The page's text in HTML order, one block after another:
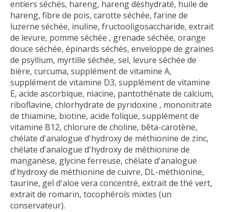
entiers séchés, hareng, hareng déshydraté, huile de
hareng, fibre de pois, carotte séchée, farine de
luzerne séchée, inuline, fructooligosaccharide, extrait
de levure, pomme séchée , grenade séchée, orange
douce séchée, épinards séchés, enveloppe de graines
de psyllium, myrtille séchée, sel, levure séchée de
bière, curcuma, supplément de vitamine A,
supplément de vitamine D3, supplément de vitamine
E, acide ascorbique, niacine, pantothénate de calcium,
riboflavine, chlorhydrate de pyridoxine , mononitrate
de thiamine, biotine, acide folique, supplément de
vitamine B12, chlorure de choline, bêta-carotène,
chélate d'analogue d'hydroxy de méthionine de zinc,
chélate d'analogue d'hydroxy de méthionine de
manganèse, glycine ferreuse, chélate d'analogue
d'hydroxy de méthionine de cuivre, DL-méthionine,
taurine, gel d'aloe vera concentré, extrait de thé vert,
extrait de romarin, tocophérols mixtes (un
conservateur).